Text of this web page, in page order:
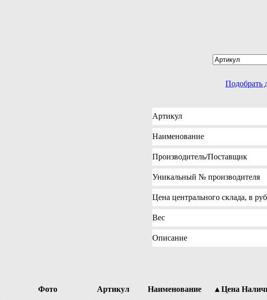
Подобрать
Артикул
Наименование
Производитель/Поставщик
Уникальный № производителя
Цена центрального склада, в
Вес
Описание
Фото Артикул Наименование ▲Цена